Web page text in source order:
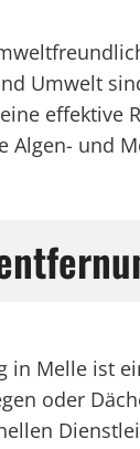
Umwelt
effektive
Algen- und
in Melle ist
oder